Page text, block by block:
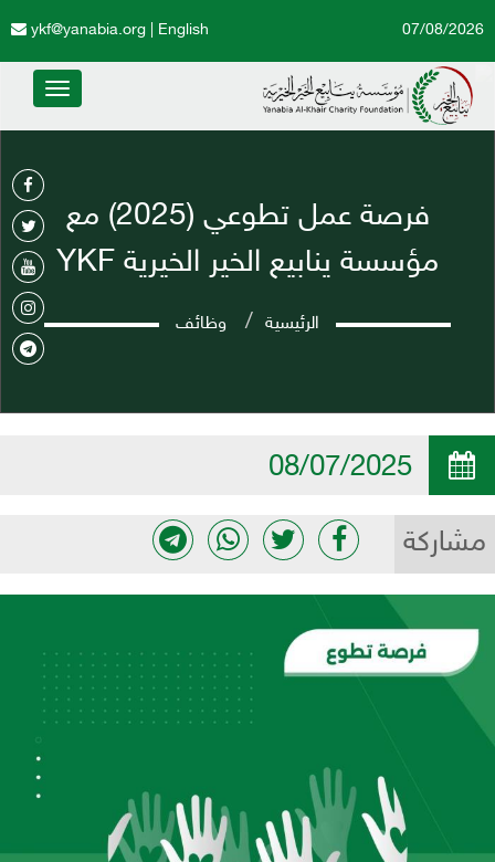
English
ykf@yanabia.org 07/08/2026
Toggle
فرصة عمل تطوعي (2025) مع
مؤسسة ينابيع الخير الخيرية YKF
الرئيسية وظائف
مشاركة